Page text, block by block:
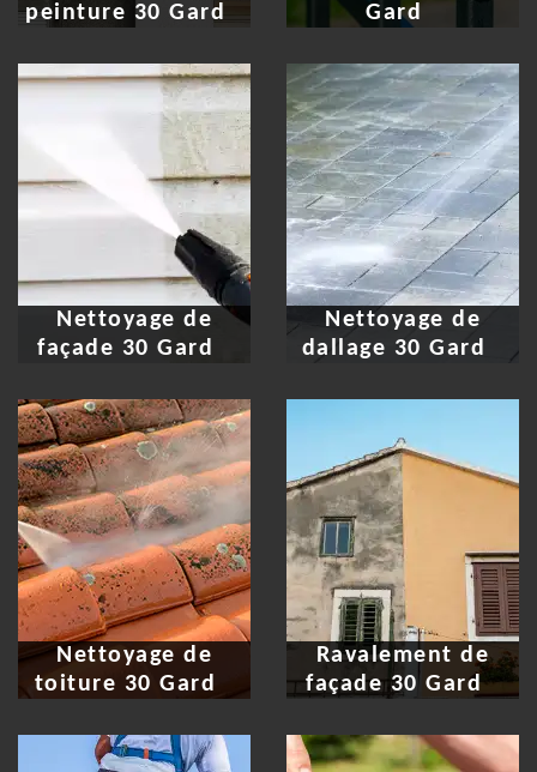
peinture 30 Gard
Gard
Nettoyage de
façade 30 Gard
Nettoyage de
dallage 30 Gard
Nettoyage de
toiture 30 Gard
Ravalement de
façade 30 Gard